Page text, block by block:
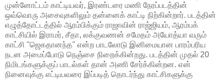
முன்னோட்டம் காட்டியவர், இரண்டரை மணி நேரப்படத்தின்
ஒவ்வொரு அசைவுகளிலும் தன்னைக் காட்டி நிற்கின்றார். படத்தின்
எழுத்தோட்டத்தில் ஆரம்பிக்கும் ராஜாவின் ராஜ்ஜியம், ஆரம்பக்
காட்சியில் இராமர், சீதா, லக்குவணன் சமேதம் அயோத்யா வரும்
காட்சி "ஜெகதானந்த" என்ற பாடலோடு இனிமையான பாரம்பரிய
நடன அமைப்போடு நெஞ்சை நிறைக்கின்றது. படத்தின் முதல் 20
நிமிடங்களுக்குப் பாடல்கள் தான் அணி சேர்க்கின்றன. என்
நினைவுக்கு எட்டியவரை இப்படித் தொடர்ந்து காட்சிகளுக்கு